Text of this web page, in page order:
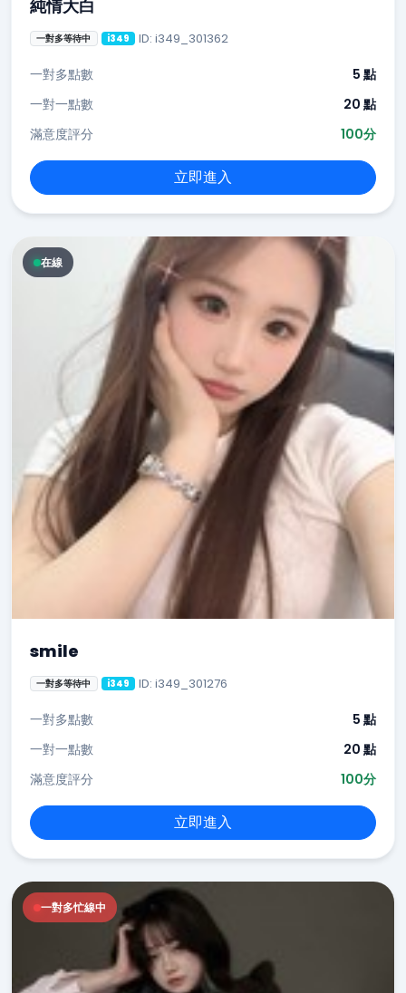
純情大白
一對多等待中 i349 ID: i349_301362
一對多點數
5 點
一對一點數
20 點
滿意度評分
100分
立即進入
在線
smile
一對多等待中 i349 ID: i349_301276
一對多點數
5 點
一對一點數
20 點
滿意度評分
100分
立即進入
一對多忙線中